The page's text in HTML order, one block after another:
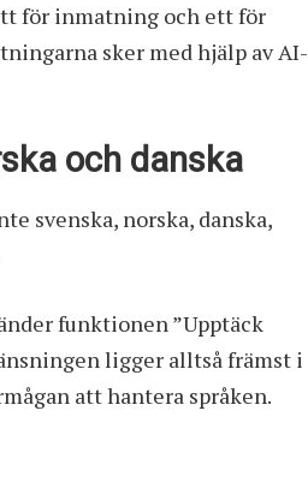
för inmatning och ett för
sker med hjälp av AI-
och danska
svenska, norska, danska,
funktionen ”Upptäck
ligger alltså främst i
att hantera språken.